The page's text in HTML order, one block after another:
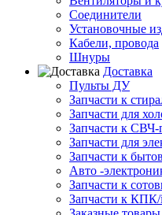
Соединители
Установочные
Кабели, провода
Шнуры
Доставка
Пульты ДУ
Запчасти к
Запчасти для
Запчасти к СВЧ-
Запчасти для
Запчасти к
Авто -
Запчасти к
Запчасти к КПК/